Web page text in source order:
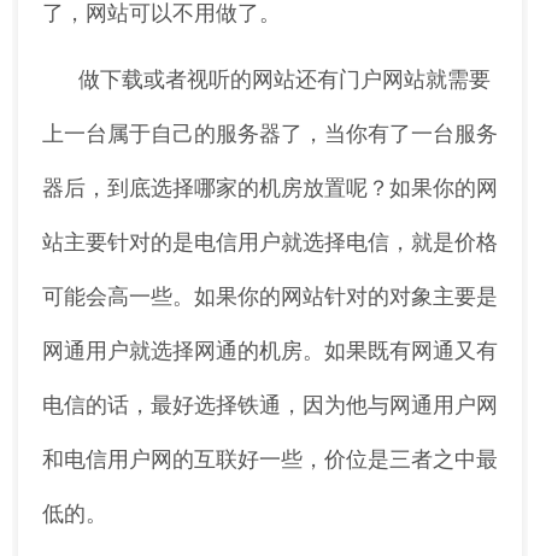
了，网站可以不用做了。
做下载或者视听的网站还有门户网站就需要
上一台属于自己的服务器了，当你有了一台服务
器后，到底选择哪家的机房放置呢？如果你的网
站主要针对的是电信用户就选择电信，就是价格
可能会高一些。如果你的网站针对的对象主要是
网通用户就选择网通的机房。如果既有网通又有
电信的话，最好选择铁通，因为他与网通用户网
和电信用户网的互联好一些，价位是三者之中最
低的。